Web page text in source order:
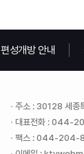
편성개방 안내
주소 : 30128 세종
대표전화 : 044-
팩스 : 044-204-